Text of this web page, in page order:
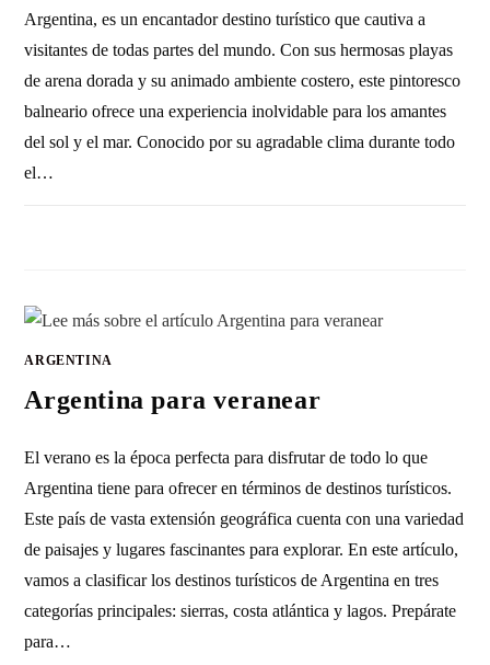
Argentina, es un encantador destino turístico que cautiva a
visitantes de todas partes del mundo. Con sus hermosas playas
de arena dorada y su animado ambiente costero, este pintoresco
balneario ofrece una experiencia inolvidable para los amantes
del sol y el mar. Conocido por su agradable clima durante todo
el…
ARGENTINA
Argentina para veranear
El verano es la época perfecta para disfrutar de todo lo que
Argentina tiene para ofrecer en términos de destinos turísticos.
Este país de vasta extensión geográfica cuenta con una variedad
de paisajes y lugares fascinantes para explorar. En este artículo,
vamos a clasificar los destinos turísticos de Argentina en tres
categorías principales: sierras, costa atlántica y lagos. Prepárate
para…